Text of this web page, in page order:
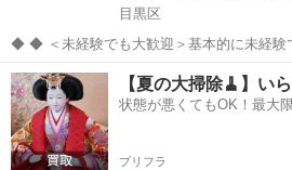
目黒区
◆ ◆ ＜未経験でも大歓迎＞基本的に未経験でも始めやすい！徹底サポ
ート体制♪ 虎ノ門ヒルズで働こう☆ 21:00
だからこその高日給でガンガン稼げる！ な
なめ♪ ＼未経験...
東京 目黒区 警備員
【夏の大掃除🧹】い
状態が悪くてもOK！最大
プリフラ